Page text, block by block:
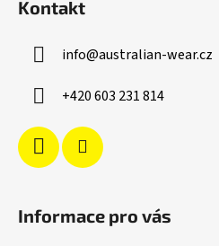
Kontakt
info@australian-wear.cz
+420 603 231 814
Informace pro vás